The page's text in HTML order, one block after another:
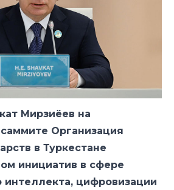
Мирзиёев на
Организация
в Туркестане
инициатив в сфере
интеллекта, цифровизации